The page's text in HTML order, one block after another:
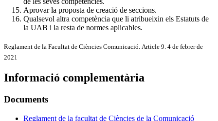
Aprovar la proposta de creació de seccions.
Qualsevol altra competència que li atribueixin els Estatuts de
la UAB i la resta de normes aplicables.
Reglament de la Facultat de Ciències Comunicació. Article 9. 4 de febrer de
2021
Informació complementària
Documents
Reglament de la facultat de Ciències de la Comunicació